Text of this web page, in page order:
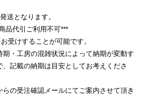
送となります。
品代引ご利用不可***
受けすることが可能です。
・工房の混雑状況によって納期が変動す
記載の納期は目安としてお考えくださ
の受注確認メールにてご案内させて頂き